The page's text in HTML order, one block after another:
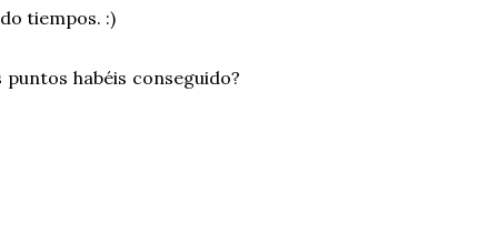
tiempos. :)
habéis conseguido?